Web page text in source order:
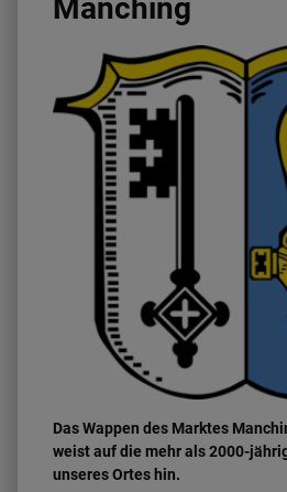
Ortsinformationen
Politik
Wahlen
Ortsrecht
Historie
Stellenanzeigen
Manching
Das Wappen des Marktes
weist auf die mehr als 2000-
unseres Ortes hin.